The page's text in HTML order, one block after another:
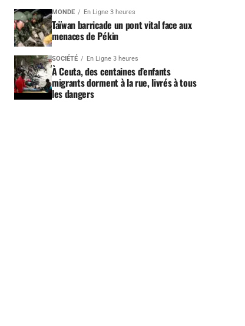
MONDE En Ligne 3 heures
Taïwan barricade un pont vital face aux
menaces de Pékin
SOCIÉTÉ En Ligne 3 heures
À Ceuta, des centaines d’enfants
migrants dorment à la rue, livrés à tous
les dangers